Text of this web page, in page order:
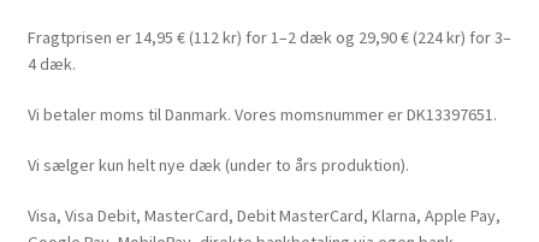
Fragtprisen er 14,95 € (112 kr) for 1–2 dæk og 29,90 € (224 kr) for 3–
4 dæk.
Vi betaler moms til Danmark. Vores momsnummer er DK13397651.
Vi sælger kun helt nye dæk (under to års produktion).
Visa, Visa Debit, MasterCard, Debit MasterCard, Klarna, Apple Pay,